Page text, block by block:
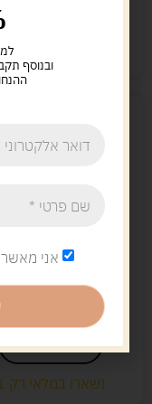
לינקס 400 תמונות
הוספה לסל
נשארו במלאי רק 1
ובנוסף
אני